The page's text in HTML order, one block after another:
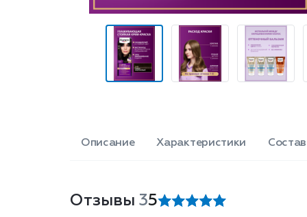
Описание Характеристики Состав
Отзывы 35